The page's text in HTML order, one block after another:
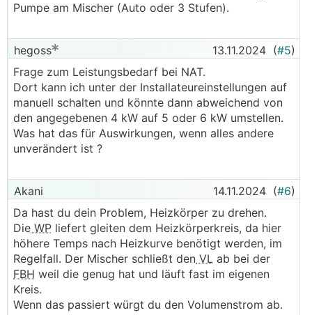
Pumpe am Mischer (Auto oder 3 Stufen).
hegoss 13.11.2024 (#5)
Frage zum Leistungsbedarf bei NAT.
Dort kann ich unter der Installateureinstellungen auf
manuell schalten und könnte dann abweichend von
den angegebenen 4 kW auf 5 oder 6 kW umstellen.
Was hat das für Auswirkungen, wenn alles andere
unverändert ist ?
Akani 14.11.2024 (#6)
Da hast du dein Problem, Heizkörper zu drehen.
Die WP liefert gleiten dem Heizkörperkreis, da hier
höhere Temps nach Heizkurve benötigt werden, im
Regelfall. Der Mischer schließt den VL ab bei der
FBH weil die genug hat und läuft fast im eigenen
Kreis.
Wenn das passiert würgt du den Volumenstrom ab.